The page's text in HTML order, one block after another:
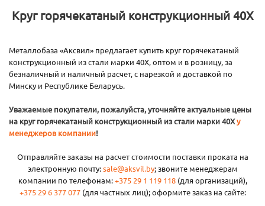
Круг горячекатаный конструкционный 40Х
Металлобаза «Аксвил» предлагает купить круг горячекатаный
конструкционный из стали марки 40Х, оптом и в розницу, за
безналичный и наличный расчет, с нарезкой и доставкой по
Минску и Республике Беларусь.
Уважаемые покупатели, пожалуйста, уточняйте актуальные цены
на круг горячекатаный конструкционный из стали марки 40Ху
менеджеров компании!
Отправляйте заказы на расчет стоимости поставки проката на
электронную почту:sale@aksvil.by; звоните менеджерам
компании по телефонам:+375 29 1 119 118(для организаций),
+375 29 6 377 077(для частных лиц); оформите заказ на сайте: